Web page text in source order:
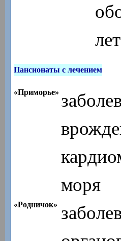
Пансионаты с лечением
«Приморье»
моря
«Родничок»